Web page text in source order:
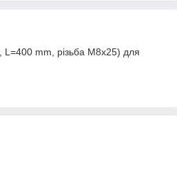
L=400 mm, різьба M8x25) для